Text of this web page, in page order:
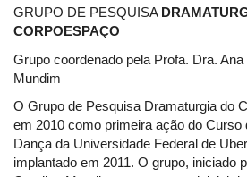
GRUPO DE PESQUISA
CORPOESPAÇO
Grupo coordenado pela Profa. Dra.
Mundim
O Grupo de Pesquisa Dramaturgia do
em 2010 como primeira ação do Curso
Dança da Universidade Federal de
implantado em 2011. O grupo, iniciado